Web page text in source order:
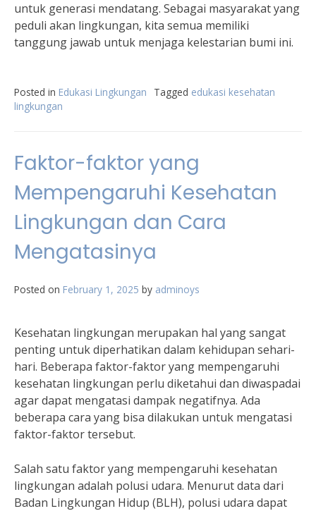
untuk generasi mendatang. Sebagai masyarakat yang
peduli akan lingkungan, kita semua memiliki
tanggung jawab untuk menjaga kelestarian bumi ini.
Posted in Edukasi Lingkungan Tagged edukasi kesehatan
lingkungan
Faktor-faktor yang
Mempengaruhi Kesehatan
Lingkungan dan Cara
Mengatasinya
Posted on February 1, 2025 by adminoys
Kesehatan lingkungan merupakan hal yang sangat
penting untuk diperhatikan dalam kehidupan sehari-
hari. Beberapa faktor-faktor yang mempengaruhi
kesehatan lingkungan perlu diketahui dan diwaspadai
agar dapat mengatasi dampak negatifnya. Ada
beberapa cara yang bisa dilakukan untuk mengatasi
faktor-faktor tersebut.
Salah satu faktor yang mempengaruhi kesehatan
lingkungan adalah polusi udara. Menurut data dari
Badan Lingkungan Hidup (BLH), polusi udara dapat